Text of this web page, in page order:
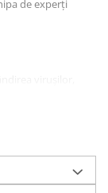
de experți
prin scanarea
și prevenirea